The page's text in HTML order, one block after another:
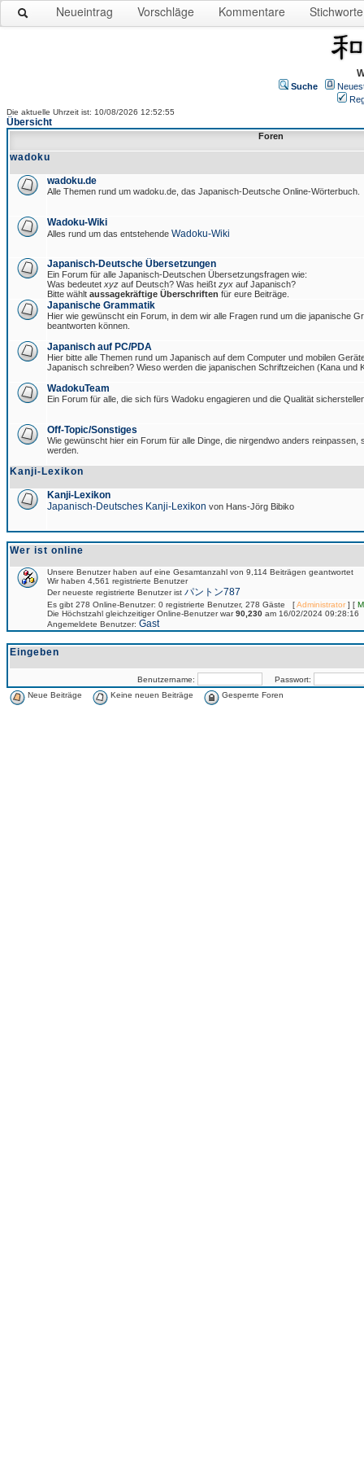
Neueintrag Vorschläge Kommentare Stichworte
Suche
Die aktuelle Uhrzeit ist: 10/08/2026 12:52:55
Übersicht
Foren
wadoku
wadoku.de
Alle Themen rund um wadoku.de, das Japanisch-Deutsche Online-Wörterbuch.
Wadoku-Wiki
Alles rund um das entstehende Wadoku-Wiki
Japanisch-Deutsche Übersetzungen
Ein Forum für alle Japanisch-Deutschen Übersetzungsfragen wie:
Was bedeutet xyz auf Deutsch? Was heißt zyx auf Japanisch?
Bitte wählt aussagekräftige Überschriften für eure Beiträge.
Japanische Grammatik
Hier wie gewünscht ein Forum, in dem wir alle Fragen rund um die japanische
beantworten können.
Japanisch auf PC/PDA
Hier bitte alle Themen rund um Japanisch auf dem Computer und mobilen
Japanisch schreiben? Wieso werden die japanischen Schriftzeichen (Kana und
WadokuTeam
Ein Forum für alle, die sich fürs Wadoku engagieren und die Qualität
Off-Topic/Sonstiges
Wie gewünscht hier ein Forum für alle Dinge, die nirgendwo anders reinpassen,
werden.
Kanji-Lexikon
Kanji-Lexikon
Japanisch-Deutsches Kanji-Lexikon von Hans-Jörg Bibiko
Wer ist online
Unsere Benutzer haben auf eine Gesamtanzahl von 9,114 Beiträgen geantwortet
Wir haben 4,561 registrierte Benutzer
Der neueste registrierte Benutzer ist パントン787
Es gibt 278 Online-Benutzer: 0 registrierte Benutzer, 278 Gäste [Administrator] [
Die Höchstzahl gleichzeitiger Online-Benutzer war90,230 am 16/02/2024 09:28:16
Angemeldete Benutzer: Gast
Eingeben
Benutzername:
Passwort:
Neue Beiträge
Keine neuen Beiträge Gesperrte Foren